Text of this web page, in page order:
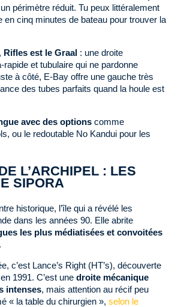
périmètre réduit. Tu peux littéralement
en cinq minutes de bateau pour trouver la
Rifles est le Graal : une droite
rapide et tubulaire qui ne pardonne
à côté, E-Bay offre une gauche très
des tubes parfaits quand la houle est
avec des options comme
ou le redoutable No Kandui pour les
L’ARCHIPEL : LES
SIPORA
historique, l’île qui a révélé les
dans les années 90. Elle abrite
les plus médiatisées et convoitées
c’est Lance’s Right (HT’s), découverte
1991. C’est une droite mécanique
intenses, mais attention au récif peu
« la table du chirurgien », selon le